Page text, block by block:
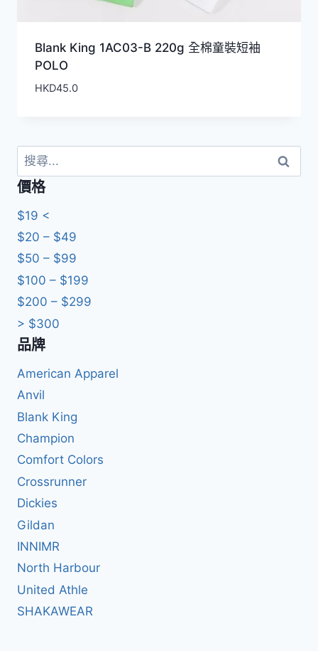
Blank King 1AC03-B 220g 全棉童裝短袖
POLO
HKD45.0
搜
尋
關
鍵
字:
價格
$19 <
$20 – $49
$50 – $99
$100 – $199
$200 – $299
> $300
品牌
American Apparel
Anvil
Blank King
Champion
Comfort Colors
Crossrunner
Dickies
Gildan
INNIMR
North Harbour
United Athle
SHAKAWEAR